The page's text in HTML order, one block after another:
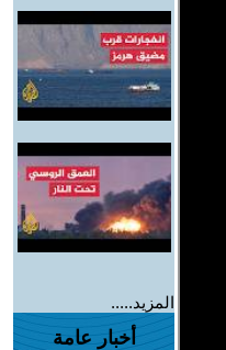
المزيد.....
أخبار عامة